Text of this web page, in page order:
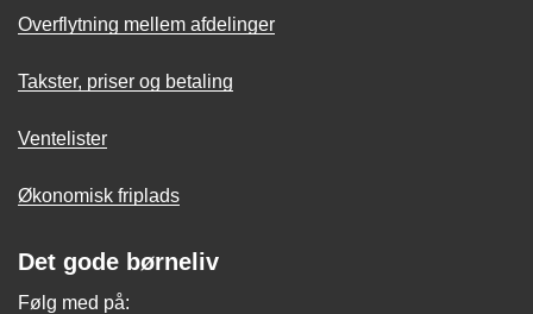
Overflytning mellem afdelinger
Takster, priser og betaling
Ventelister
Økonomisk friplads
Det gode børneliv
Følg med på: